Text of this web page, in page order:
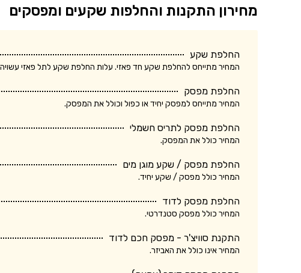
מחירון התקנות והחלפות שקעים ומפסקים
החלפת שקע
המחיר מתייחס להחלפת שקע חד פאזי. עלות החלפת שקע לתל פאזי עשויה
החלפת מפסק
המחיר מתייחס למפסק יחיד או כפול וכולל את המפסק.
החלפת מפסק לתריס חשמלי
המחיר כולל את המפסק.
החלפת מפסק / שקע מוגן מים
המחיר כולל מפסק / שקע יחיד.
החלפת מפסק לדוד
המחיר כולל מפסק סטנדרטי.
התקנת סוויצ'ר - מפסק חכם לדוד
המחיר אינו כולל את האביזר.